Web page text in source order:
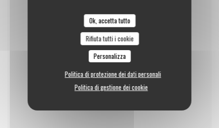
Ok, accetta tutto
Rifiuta tutti i cookie
Personalizza
Politica di protezione dei dati personali
Politica di gestione dei cookie
Notre ardoise
Nos entrées